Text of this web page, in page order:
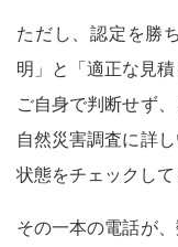
ただし、認定を勝
明」と「適正な見積
ご自身で判断せず
自然災害調査に詳
状態をチェックして
その一本の電話が